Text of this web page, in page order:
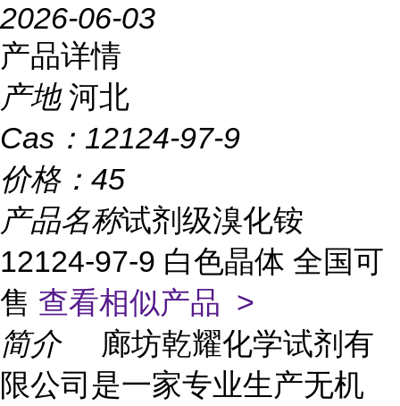
2026-06-03
产品详情
产地 河北
Cas： 12124-97-9
价格： 45
产品名称试剂级溴化铵
12124-97-9 白色晶体 全国可
售 查看相似产品 >
简介
廊坊乾耀化学试剂有
限公司是一家专业生产无机